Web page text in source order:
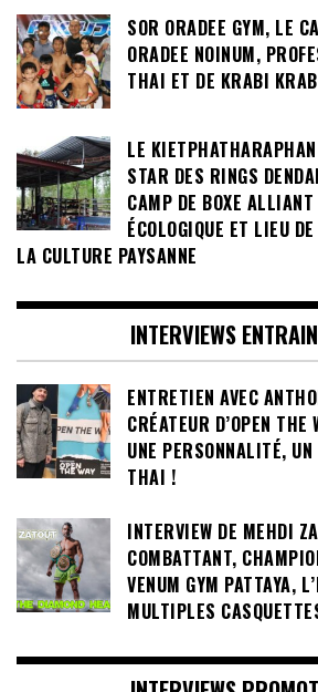
SOR ORADEE GYM, LE
ORADEE NOINUM,
THAI ET DE KRABI
LE
STAR DES RINGS
CAMP DE BOXE
ÉCOLOGIQUE ET LIEU
LA CULTURE PAYSANNE
INTERVIEWS
ENTRETIEN AVEC
CRÉATEUR D’OPEN THE
UNE PERSONNALITÉ,
THAI !
INTERVIEW DE MEHDI
COMBATTANT,
VENUM GYM PATTAYA,
MULTIPLES